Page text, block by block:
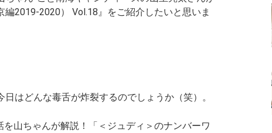
編2019-2020） Vol.18』 をご紹介したいと思いま
はどんな毒舌が炸裂するのでしょうか（笑）。
山ちゃんが解説！
「＜ジュディ＞のナンバーワ